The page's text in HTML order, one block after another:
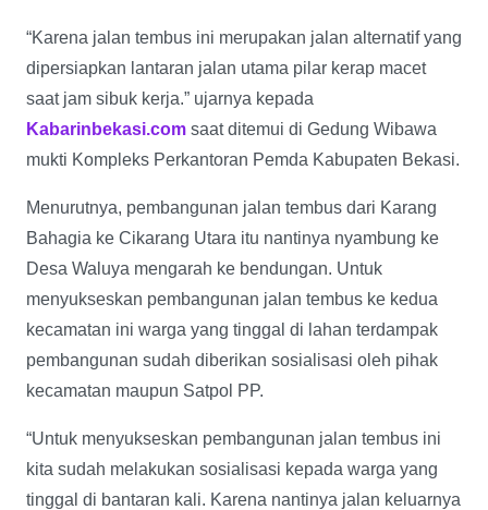
“Karena jalan tembus ini merupakan jalan alternatif yang
dipersiapkan lantaran jalan utama pilar kerap macet
saat jam sibuk kerja.” ujarnya kepada
Kabarinbekasi.com saat ditemui di Gedung Wibawa
mukti Kompleks Perkantoran Pemda Kabupaten Bekasi.
Menurutnya, pembangunan jalan tembus dari Karang
Bahagia ke Cikarang Utara itu nantinya nyambung ke
Desa Waluya mengarah ke bendungan. Untuk
menyukseskan pembangunan jalan tembus ke kedua
kecamatan ini warga yang tinggal di lahan terdampak
pembangunan sudah diberikan sosialisasi oleh pihak
kecamatan maupun Satpol PP.
“Untuk menyukseskan pembangunan jalan tembus ini
kita sudah melakukan sosialisasi kepada warga yang
tinggal di bantaran kali. Karena nantinya jalan keluarnya